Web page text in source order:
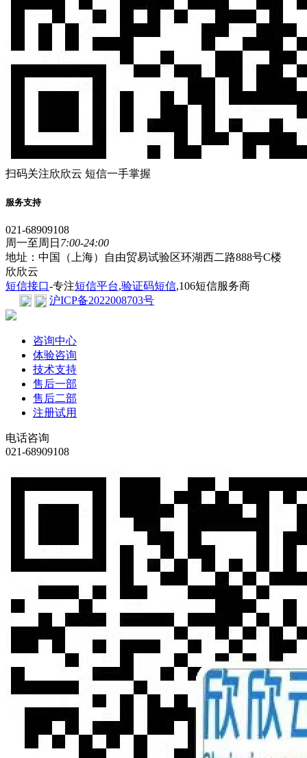
扫码关注欣欣云 短信一手掌握
服务支持
021-68909108
周一至周日 7:00-24:00
地址：中国（上海）自由贸易试验区环湖西二路888号C楼
欣欣云
短信接口-专注短信平台,验证码短信,106短信服务商
沪ICP备2022008703号
咨询中心
体验咨询
技术支持
售后一部
售后二部
注册试用
电话咨询
021-68909108